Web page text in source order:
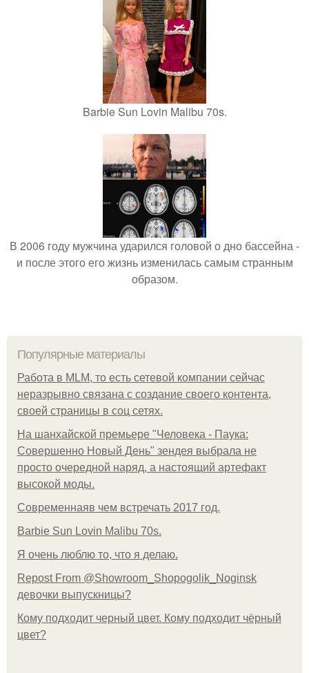
Barbie Sun Lovin Malibu 70s.
В 2006 году мужчина ударился головой о дно бассейна -
и после этого его жизнь изменилась самым странным
образом.
Популярные материалы
Работа в MLM, то есть сетевой компании сейчас
неразрывно связана с создание своего контента,
своей страницы в соц сетях.
На шанхайской премьере "Человека - Паука:
Совершенно Новый День" зендея выбрала не
просто очередной наряд, а настоящий артефакт
высокой моды.
Современнаяв чем встречать 2017 год.
Barbie Sun Lovin Malibu 70s.
Я очень люблю то, что я делаю.
Repost From @Showroom_Shopogolik_Noginsk
девочки выпускницы?
Кому подходит черный цвет. Кому подходит чёрный
цвет?